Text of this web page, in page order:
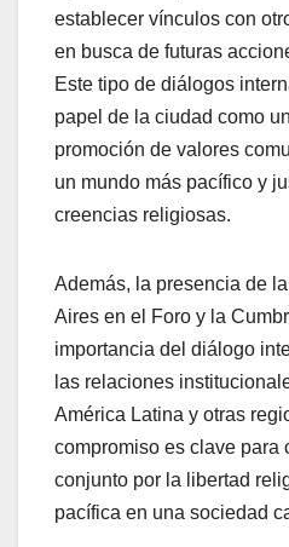
establecer vínculos con
en busca de futuras
Este tipo de diálogos
papel de la ciudad como
promoción de valores
un mundo más pacífico y
creencias religiosas.
Además, la presencia de
Aires en el Foro y la
importancia del diálogo
las relaciones
América Latina y otras
compromiso es clave para
conjunto por la libertad
pacífica en una sociedad